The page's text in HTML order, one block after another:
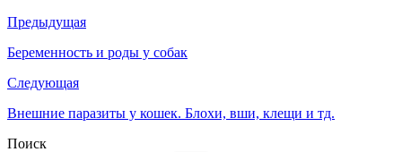
Предыдущая
Беременность и роды у собак
Следующая
Внешние паразиты у кошек. Блохи, вши, клещи и тд.
Поиск